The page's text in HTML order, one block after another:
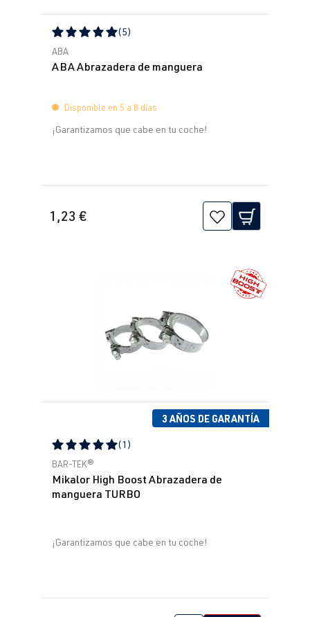
Calificación promedio de 5 de 5 estrellas
(5)
ABA
ABA Abrazadera de manguera
Disponible en 5 a 8 días
¡Garantizamos que cabe en tu coche!
1,23 €
3 AÑOS DE GARANTÍA
Calificación promedio de 5 de 5 estrellas
(1)
BAR-TEK®
Mikalor High Boost Abrazadera de
manguera TURBO
¡Garantizamos que cabe en tu coche!